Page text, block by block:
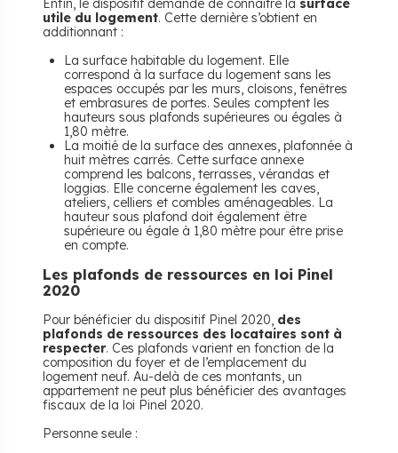
Enfin, le dispositif demande de connaître la surface
utile du logement. Cette dernière s’obtient en
additionnant :
La surface habitable du logement. Elle
correspond à la surface du logement sans les
espaces occupés par les murs, cloisons, fenêtres
et embrasures de portes. Seules comptent les
hauteurs sous plafonds supérieures ou égales à
1,80 mètre.
La moitié de la surface des annexes, plafonnée à
huit mètres carrés. Cette surface annexe
comprend les balcons, terrasses, vérandas et
loggias. Elle concerne également les caves,
ateliers, celliers et combles aménageables. La
hauteur sous plafond doit également être
supérieure ou égale à 1,80 mètre pour être prise
en compte.
Les plafonds de ressources en loi Pinel
2020
Pour bénéficier du dispositif Pinel 2020, des
plafonds de ressources des locataires sont à
respecter. Ces plafonds varient en fonction de la
composition du foyer et de l’emplacement du
logement neuf. Au-delà de ces montants, un
appartement ne peut plus bénéficier des avantages
fiscaux de la loi Pinel 2020.
Personne seule :